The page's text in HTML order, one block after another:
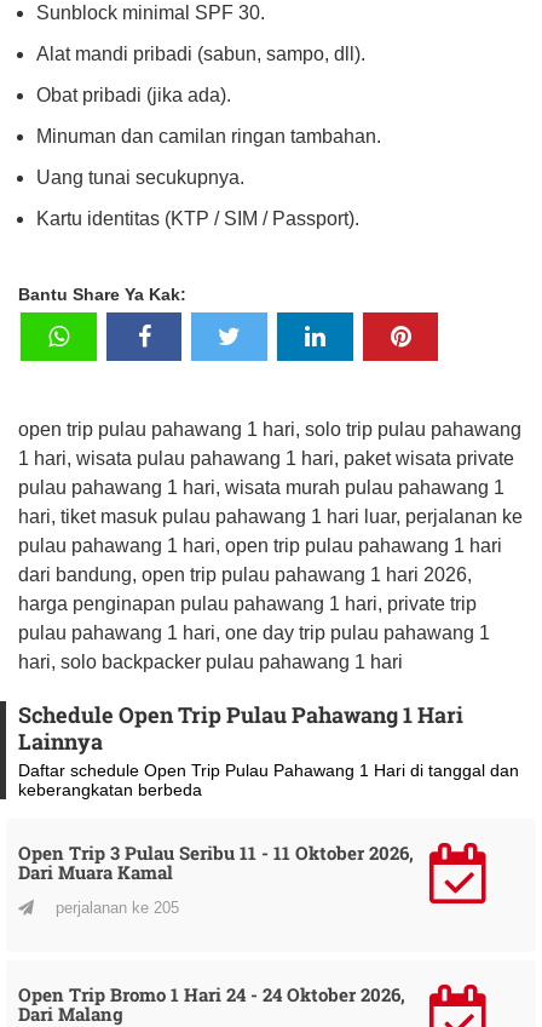
Sunblock minimal SPF 30.
Alat mandi pribadi (sabun, sampo, dll).
Obat pribadi (jika ada).
Minuman dan camilan ringan tambahan.
Uang tunai secukupnya.
Kartu identitas (KTP / SIM / Passport).
Bantu Share Ya Kak:
open trip pulau pahawang 1 hari, solo trip pulau pahawang
1 hari, wisata pulau pahawang 1 hari, paket wisata private
pulau pahawang 1 hari, wisata murah pulau pahawang 1
hari, tiket masuk pulau pahawang 1 hari luar, perjalanan ke
pulau pahawang 1 hari, open trip pulau pahawang 1 hari
dari bandung, open trip pulau pahawang 1 hari 2026,
harga penginapan pulau pahawang 1 hari, private trip
pulau pahawang 1 hari, one day trip pulau pahawang 1
hari, solo backpacker pulau pahawang 1 hari
Schedule Open Trip Pulau Pahawang 1 Hari
Lainnya
Daftar schedule Open Trip Pulau Pahawang 1 Hari di tanggal dan
keberangkatan berbeda
Open Trip 3 Pulau Seribu 11 - 11 Oktober 2026,
Dari Muara Kamal
perjalanan ke 205
Open Trip Bromo 1 Hari 24 - 24 Oktober 2026,
Dari Malang